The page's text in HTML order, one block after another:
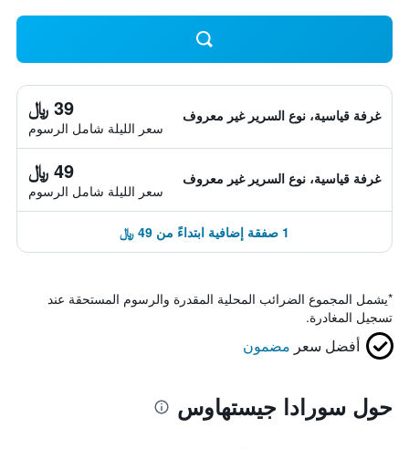
غرفة قياسية، نوع السرير غير معروف 39 ﷼
سعر الليلة شامل الرسوم
غرفة قياسية، نوع السرير غير معروف 49 ﷼
سعر الليلة شامل الرسوم
1 صفقة إضافية ابتداءً من 49 ﷼
*يشمل المجموع الضرائب المحلية المقدرة والرسوم المستحقة عند
تسجيل المغادرة.
أفضل سعر مضمون
حول سورادا جيستهاوس